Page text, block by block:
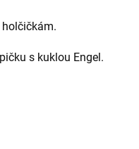
s kuklou Engel.